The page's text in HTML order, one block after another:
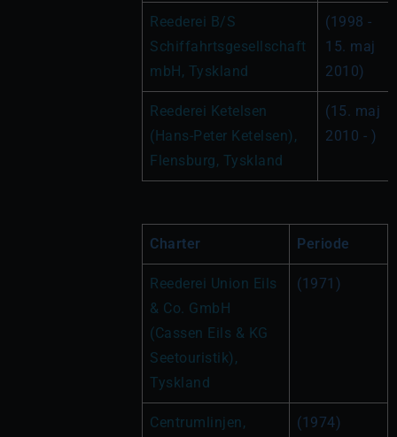
Reederei B/S
Schiffahrtsgesellschaft
mbH, Tyskland
(1998 -
15. maj
2010)
Reederei Ketelsen
(Hans-Peter Ketelsen),
Flensburg, Tyskland
(15. maj
2010 - )
Charter Periode
Reederei Union Eils
& Co. GmbH
(Cassen Eils & KG
Seetouristik),
Tyskland
(1971)
Centrumlinjen,
(1974)